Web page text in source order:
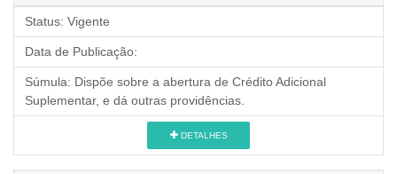
Status: Vigente
Data de Publicação:
Súmula: Dispõe sobre a abertura de Crédito Adicional
Suplementar, e dá outras providências.
DETALHES